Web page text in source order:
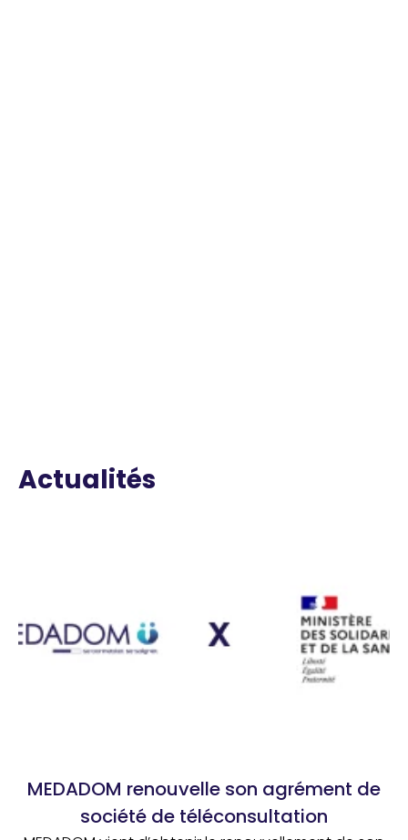
Actualités
MEDADOM renouvelle son agrément de
société de téléconsultation